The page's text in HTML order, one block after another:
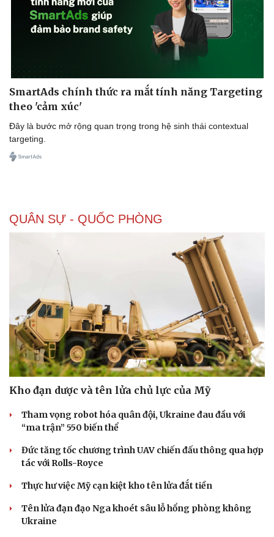
Sức khỏe
Dinh dưỡng - món ngon
Cây thuốc
Nhi khoa
Nam khoa
Làm đẹp - giảm cân
Phòng mạch online
Đời sống
Nhà đẹp
Blog
SmartAds chính thức ra mắt tính năng Targeting
theo 'cảm xúc'
Đây là bước mở rộng quan trọng trong hệ sinh thái contextual
targeting.
QUÂN SỰ - QUỐC PHÒNG
Kho đạn dược và tên lửa chủ lực của Mỹ
Tham vọng robot hóa quân đội, Ukraine đau đầu với
“ma trận” 550 biến thể
Đức tăng tốc chương trình UAV chiến đấu thông qua hợp
tác với Rolls-Royce
Thực hư việc Mỹ cạn kiệt kho tên lửa đắt tiền
Tên lửa đạn đạo Nga khoét sâu lỗ hổng phòng không
Ukraine